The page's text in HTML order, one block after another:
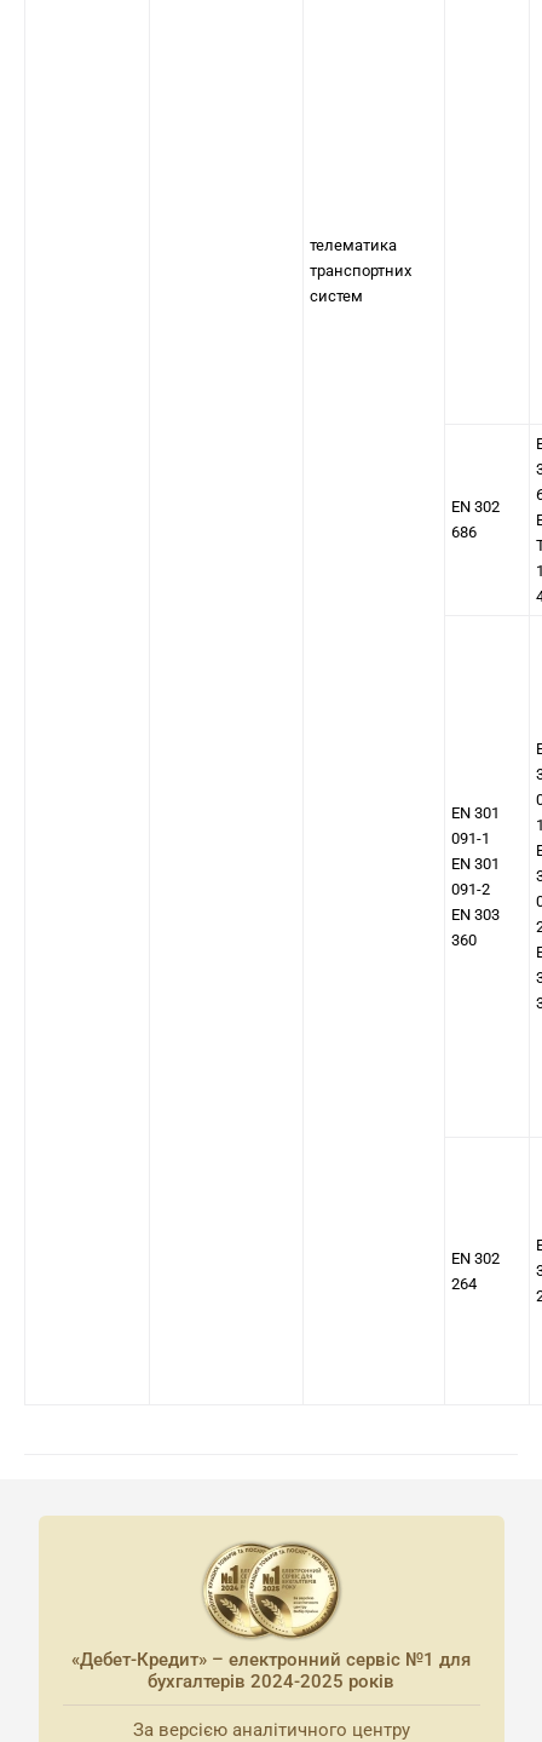
телематика
транспортних
систем
EN 302
686
EN 301
091-1
EN 301
091-2
EN 303
360
EN 302
264
«Дебет-Кредит» – електронний сервіс №1 для
бухгалтерів 2024-2025 років
За версією аналітичного центру